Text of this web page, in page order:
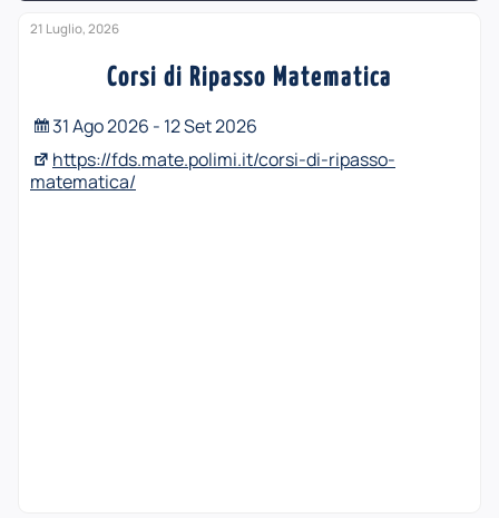
21 Luglio, 2026
Corsi di Ripasso Matematica
31 Ago 2026 - 12 Set 2026
https://fds.mate.polimi.it/corsi-di-ripasso-
matematica/